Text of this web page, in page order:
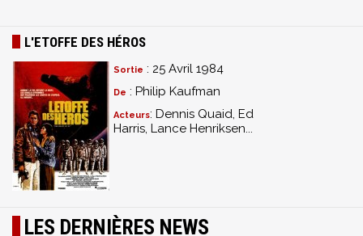
L'ETOFFE DES HÉROS
Sortie : 25 Avril 1984
De : Philip Kaufman
Acteurs: Dennis Quaid, Ed
Harris, Lance Henriksen...
LES DERNIÈRES NEWS